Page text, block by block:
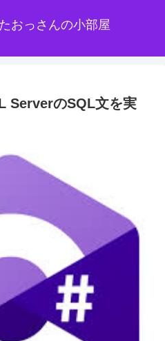
おっさんの小部屋
ServerのSQL文を実